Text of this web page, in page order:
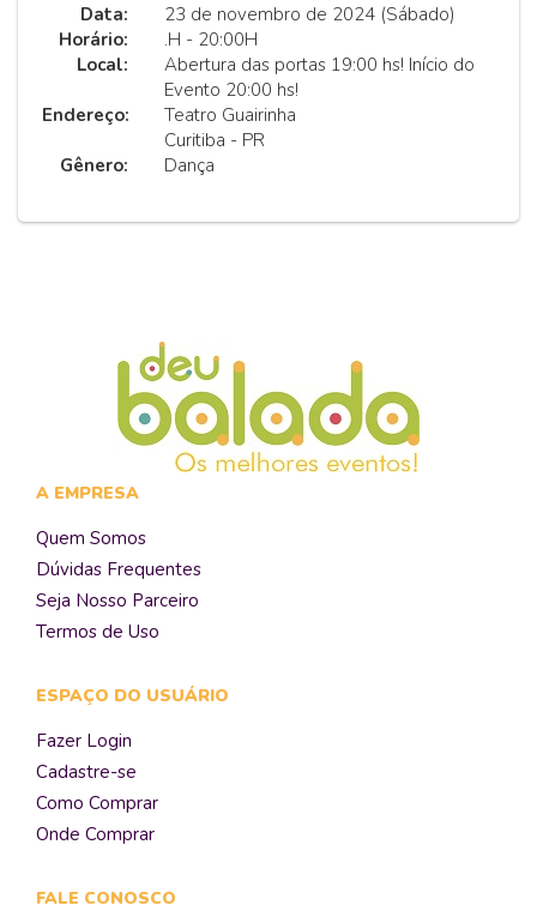
Data:
23 de novembro de 2024 (Sábado)
Horário:
.H - 20:00H
Local:
Abertura das portas 19:00 hs! Início do
Evento 20:00 hs!
Endereço:
Teatro Guairinha
Curitiba - PR
Gênero:
Dança
A EMPRESA
Quem Somos
Dúvidas Frequentes
Seja Nosso Parceiro
Termos de Uso
ESPAÇO DO USUÁRIO
Fazer Login
Cadastre-se
Como Comprar
Onde Comprar
FALE CONOSCO